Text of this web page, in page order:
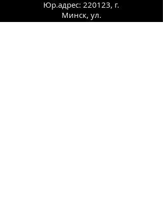
Юр.адрес: 220123, г.
Минск, ул.
Старовиленская, 100,